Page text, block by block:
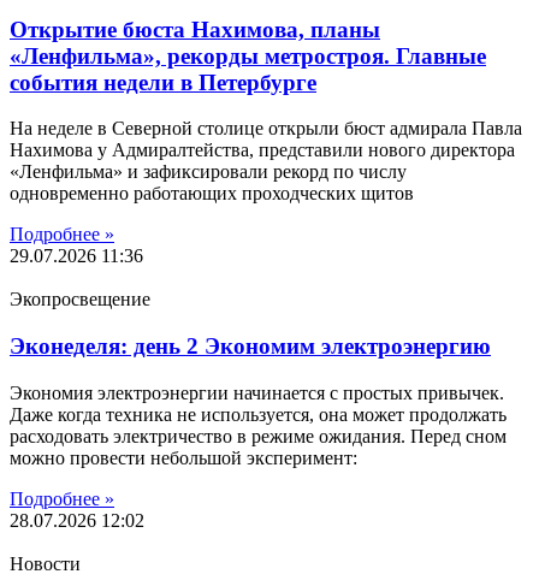
Открытие бюста Нахимова, планы
«Ленфильма», рекорды метростроя. Главные
события недели в Петербурге
На неделе в Северной столице открыли бюст адмирала Павла
Нахимова у Адмиралтейства, представили нового директора
«Ленфильма» и зафиксировали рекорд по числу
одновременно работающих проходческих щитов
Подробнее »
29.07.2026 11:36
Экопросвещение
Эконеделя: день 2 Экономим электроэнергию
Экономия электроэнергии начинается с простых привычек.
Даже когда техника не используется, она может продолжать
расходовать электричество в режиме ожидания. Перед сном
можно провести небольшой эксперимент:
Подробнее »
28.07.2026 12:02
Новости